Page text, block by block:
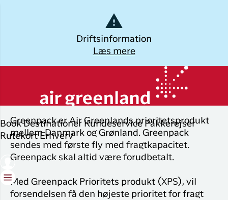
Driftsinformation
Læs mere
Book Destinationer Kundeservice Pakkerejser
Rutekort Erhverv
Kalaallisut
rejse
Book flybillet
Check-in
Flytider
Oplev
Grønland
Grønland
Øvrige
destinationer
Alle
Tilbud
Populære
byer
Flyrejser til
Nuuk
København
Flyrejser til
Brug din e-mail adresse
Greenpack
Greenpack er Air Greenlands prioritetsprodukt
mellem Danmark og Grønland. Greenpack
sendes med første fly med fragtkapacitet.
Greenpack skal altid være forudbetalt.
Med Greenpack Prioritets produkt (XPS), vil
forsendelsen få den højeste prioritet for fragt